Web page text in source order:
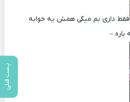
پست قبلی
فقط داری بم میگی همش یه خوابه
–